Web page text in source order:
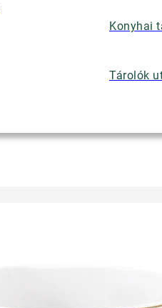
Konyhai
Tárolók